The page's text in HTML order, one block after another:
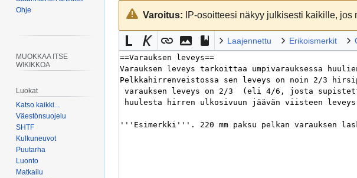
Siirry
navigaatioon
Siirry
hakuunVaroitus: IP-osoitteesi näkyy julkisesti kaikille, jos
Laajennettu Erikoismerkit
Ohje
MUOKKAA ITSE
WIKIKKOA
Luokat
Katso kaikki...
Väestönsuojelu
SHTF
Kulkuneuvot
Puutarha
Luonto
Matkailu